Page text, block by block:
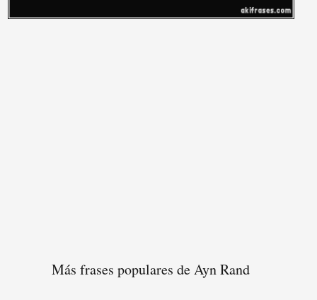
Más frases populares de Ayn Rand